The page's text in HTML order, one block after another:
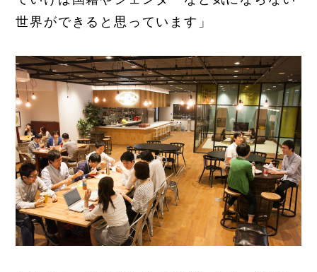
世界ができると思っています」